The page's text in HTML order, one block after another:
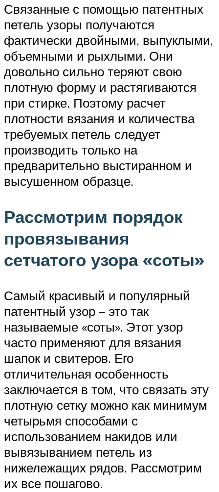
Связанные с помощью патентных
петель узоры получаются
фактически двойными, выпуклыми,
объемными и рыхлыми. Они
довольно сильно теряют свою
плотную форму и растягиваются
при стирке. Поэтому расчет
плотности вязания и количества
требуемых петель следует
производить только на
предварительно выстиранном и
высушенном образце.
Рассмотрим порядок
провязывания
сетчатого узора «соты»
Самый красивый и популярный
патентный узор – это так
называемые «соты». Этот узор
часто применяют для вязания
шапок и свитеров. Его
отличительная особенность
заключается в том, что связать эту
плотную сетку можно как минимум
четырьмя способами с
использованием накидов или
вывязыванием петель из
нижележащих рядов. Рассмотрим
их все пошагово.